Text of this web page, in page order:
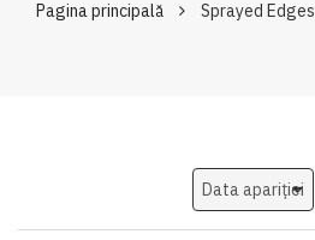
Pagina principală Sprayed Edges